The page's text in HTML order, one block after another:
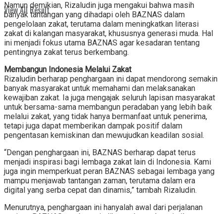
View All Result
Namun demikian, Rizaludin juga mengakui bahwa masih
banyak tantangan yang dihadapi oleh BAZNAS dalam
pengelolaan zakat, terutama dalam meningkatkan literasi
zakat di kalangan masyarakat, khususnya generasi muda. Hal
ini menjadi fokus utama BAZNAS agar kesadaran tentang
pentingnya zakat terus berkembang.
Membangun Indonesia Melalui Zakat
Rizaludin berharap penghargaan ini dapat mendorong semakin
banyak masyarakat untuk memahami dan melaksanakan
kewajiban zakat. Ia juga mengajak seluruh lapisan masyarakat
untuk bersama-sama membangun peradaban yang lebih baik
melalui zakat, yang tidak hanya bermanfaat untuk penerima,
tetapi juga dapat memberikan dampak positif dalam
pengentasan kemiskinan dan mewujudkan keadilan sosial.
“Dengan penghargaan ini, BAZNAS berharap dapat terus
menjadi inspirasi bagi lembaga zakat lain di Indonesia. Kami
juga ingin memperkuat peran BAZNAS sebagai lembaga yang
mampu menjawab tantangan zaman, terutama dalam era
digital yang serba cepat dan dinamis,” tambah Rizaludin.
Menurutnya, penghargaan ini hanyalah awal dari perjalanan